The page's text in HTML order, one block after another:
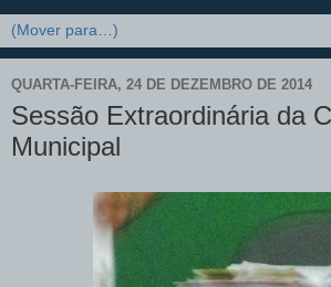
QUARTA-FEIRA, 24 DE DEZEMBRO DE 2014
Sessão Extraordinária da
Municipal